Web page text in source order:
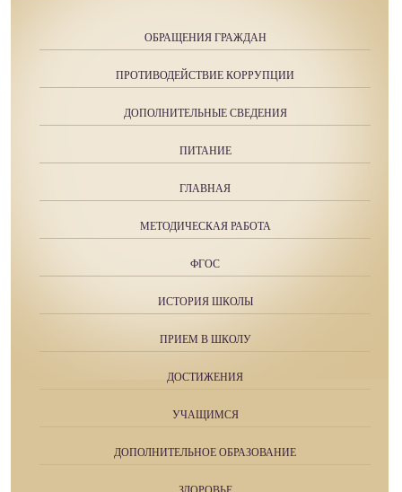
ОБРАЩЕНИЯ ГРАЖДАН
ПРОТИВОДЕЙСТВИЕ КОРРУПЦИИ
ДОПОЛНИТЕЛЬНЫЕ СВЕДЕНИЯ
ПИТАНИЕ
ГЛАВНАЯ
МЕТОДИЧЕСКАЯ РАБОТА
ФГОС
ИСТОРИЯ ШКОЛЫ
ПРИЕМ В ШКОЛУ
ДОСТИЖЕНИЯ
УЧАЩИМСЯ
ДОПОЛНИТЕЛЬНОЕ ОБРАЗОВАНИЕ